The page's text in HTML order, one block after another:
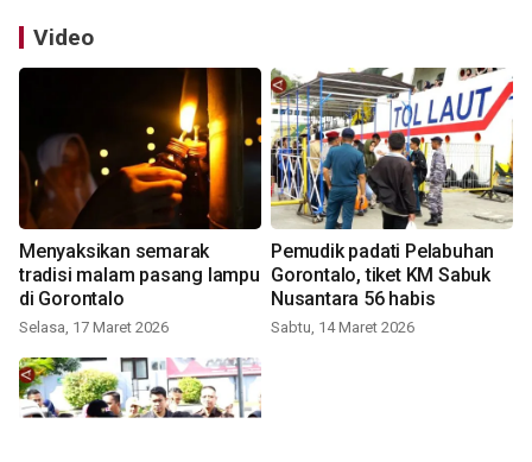
Video
Menyaksikan semarak
tradisi malam pasang lampu
di Gorontalo
Selasa, 17 Maret 2026
Pemudik padati Pelabuhan
Gorontalo, tiket KM Sabuk
Nusantara 56 habis
Sabtu, 14 Maret 2026